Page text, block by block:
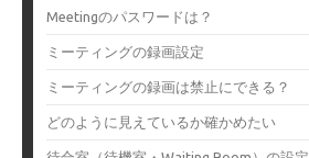
Meetingのパスワードは？
ミーティングの録画設定
ミーティングの録画は禁止にできる？
どのように見えているか確かめたい